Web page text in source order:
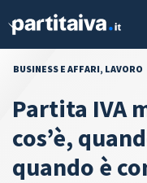
BUSINESS E AFFARI, LAVORO
Partita IVA
cos’è,
quando è